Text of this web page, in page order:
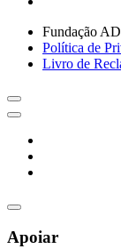
Fundação
Política de
Livro de
Apoiar